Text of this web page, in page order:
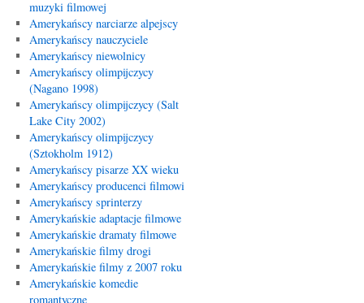
muzyki filmowej
Amerykańscy narciarze alpejscy
Amerykańscy nauczyciele
Amerykańscy niewolnicy
Amerykańscy olimpijczycy
(Nagano 1998)
Amerykańscy olimpijczycy (Salt
Lake City 2002)
Amerykańscy olimpijczycy
(Sztokholm 1912)
Amerykańscy pisarze XX wieku
Amerykańscy producenci filmowi
Amerykańscy sprinterzy
Amerykańskie adaptacje filmowe
Amerykańskie dramaty filmowe
Amerykańskie filmy drogi
Amerykańskie filmy z 2007 roku
Amerykańskie komedie
romantyczne